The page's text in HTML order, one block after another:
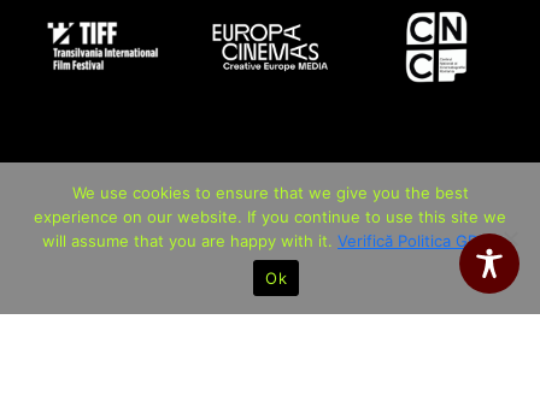
We use cookies to ensure that we give you the best
experience on our website. If you continue to use this site we
will assume that you are happy with it. Verifică Politica GDPR
Ok